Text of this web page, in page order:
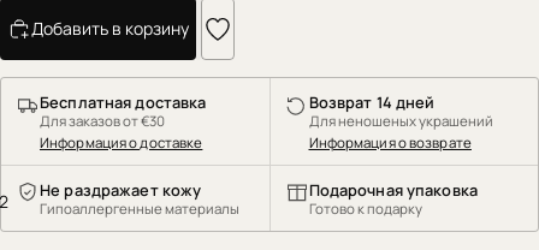
Добавить в корзину
Бесплатная доставка
Для заказов от €30
Информация о доставке
Возврат 14 дней
Для неношеных украшений
Информация о возврате
Не раздражает кожу
Гипоаллергенные материалы
Подарочная упаковка
Готово к подарку